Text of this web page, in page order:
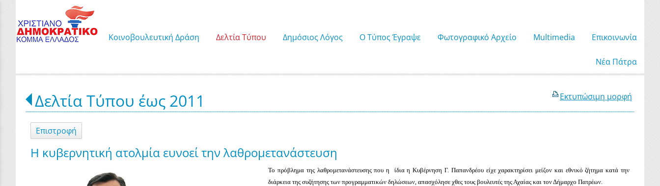
Κοινοβουλευτική Δράση Δελτία Τύπου Δημόσιος Λόγος Ο Τύπος Έγραψε Φωτογραφικό Αρχείο Μultimedia Επικοινωνία
Νέα Πάτρα
Εκτυπώσιμη μορφή
Δελτία Τύπου έως 2011
Επιστροφή
Η κυβερνητική ατολμία ευνοεί την λαθρομετανάστευση
Το πρόβλημα της λαθρομετανάστευσης που η ίδια η Κυβέρνηση Γ. Παπανδρέου είχε χαρακτηρίσει μείζον και εθνικό ζήτημα κατά την
διάρκεια της συζήτησης των προγραμματικών δηλώσεων, απασχόλησε χθες τους βουλευτές της Αχαίας και τον Δήμαρχο Πατρέων.